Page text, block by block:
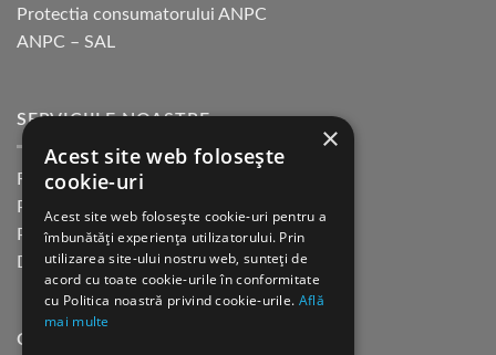
Protectia consumatorului ANPC
ANPC – SAL
SERVICIILE NOASTRE
Returnare in 30 de zile
Plata cu cardul Guerrilla
Plata in rate fara dobanda
Distributie sau profesionisti
CINE SUNTEM?
×
Acest site web folosește
cookie-uri
Acest site web folosește cookie-uri pentru a
îmbunătăți experiența utilizatorului. Prin
utilizarea site-ului nostru web, sunteți de
acord cu toate cookie-urile în conformitate
cu Politica noastră privind cookie-urile. Află
mai multe